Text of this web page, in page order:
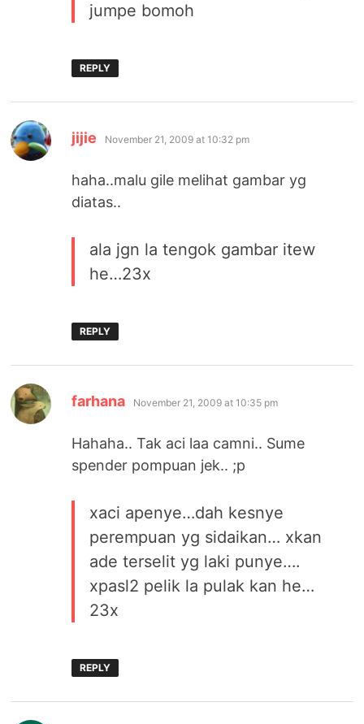
jumpe bomoh
REPLY
jijie says:
November 21, 2009 at 10:32 pm
haha..malu gile melihat gambar yg
diatas..
ala jgn la tengok gambar itew
he…23x
REPLY
farhana says:
November 21, 2009 at 10:35 pm
Hahaha.. Tak aci laa camni.. Sume
spender pompuan jek.. ;p
xaci apenye…dah kesnye
perempuan yg sidaikan… xkan
ade terselit yg laki punye….
xpasl2 pelik la pulak kan he…
23x
REPLY